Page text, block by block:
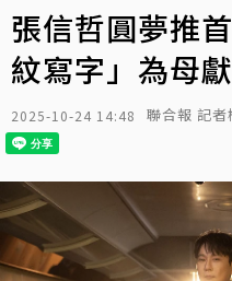
張信哲圓夢推
紋寫字」為母
2025-10-24 14:48 聯合報 記